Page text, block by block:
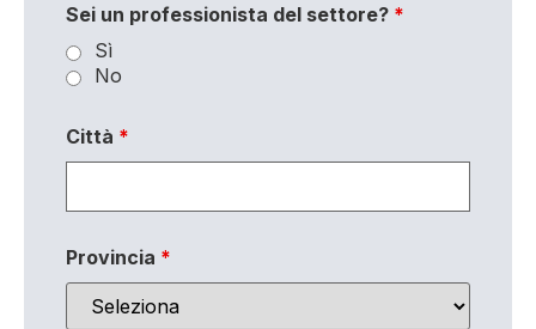
Sei un professionista del settore? *
Sì
No
Città *
Provincia *